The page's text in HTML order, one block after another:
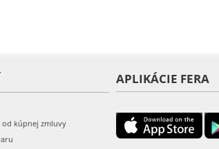
kúpnej zmluvy
APLIKÁCIE FERA